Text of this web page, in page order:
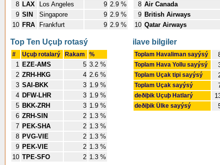
8 LAX Los Angeles 9 2.9 %
9 SIN Singapore 9 2.9 %
10 FRA Frankfurt 9 2.9 %
8 Air Canada
9 British Airways
10 Qatar Airways
Top Ten Uçuþ rotasý
# Uçuþ rotalarý Rakam %
1 EZE-AMS 5 3.2 %
2 ZRH-HKG 4 2.6 %
3 SAI-BKK 3 1.9 %
4 DFW-LHR 3 1.9 %
5 BKK-ZRH 3 1.9 %
6 ZRH-SIN 2 1.3 %
7 PEK-SHA 2 1.3 %
8 PVG-VIE 2 1.3 %
9 PEK-VIE 2 1.3 %
10 TPE-SFO 2 1.3 %
ilave bilgiler
Toplam Havaliman sayýsý
Toplam Hava Yollu sayýsý
Toplam Uçak tipi sayýsý
Toplam Uçak sayýsý
deðiþik Uçuþ Hatlarý
deðiþik Ülke sayýsý